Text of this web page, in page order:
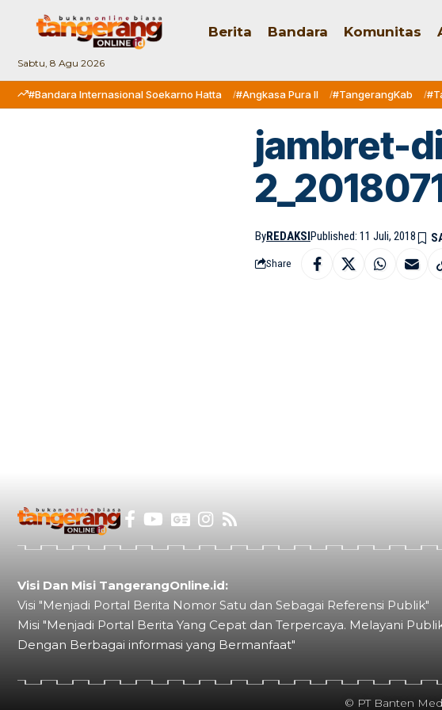
Sabtu, 8 Agu 2026
Berita Bandara Komunitas
#Bandara Internasional Soekarno Hatta #Angkasa Pura II #TangerangKab
jambret-
ByREDAKSIPublished: 11 Juli, 2018
Share
Visi Dan Misi TangerangOnline.id:
Visi "Menjadi Portal Berita Nomor Satu dan Sebagai Referensi Publik"
Misi "Menjadi Portal Berita Yang Cepat dan Terpercaya. Melayani
Dengan Berbagai informasi yang Bermanfaat"
© PT Banten